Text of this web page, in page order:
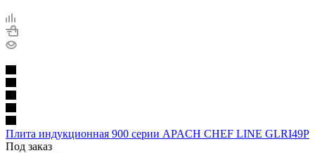
Плита индукционная 900 серии APACH CHEF LINE GLRI49P
Под заказ